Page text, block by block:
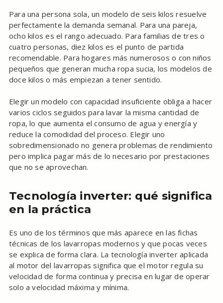
Para una persona sola, un modelo de seis kilos resuelve
perfectamente la demanda semanal. Para una pareja,
ocho kilos es el rango adecuado. Para familias de tres o
cuatro personas, diez kilos es el punto de partida
recomendable. Para hogares más numerosos o con niños
pequeños que generan mucha ropa sucia, los modelos de
doce kilos o más empiezan a tener sentido.
Elegir un modelo con capacidad insuficiente obliga a hacer
varios ciclos seguidos para lavar la misma cantidad de
ropa, lo que aumenta el consumo de agua y energía y
reduce la comodidad del proceso. Elegir uno
sobredimensionado no genera problemas de rendimiento
pero implica pagar más de lo necesario por prestaciones
que no se aprovechan.
Tecnología inverter: qué significa
en la práctica
Es uno de los términos que más aparece en las fichas
técnicas de los lavarropas modernos y que pocas veces
se explica de forma clara. La tecnología inverter aplicada
al motor del lavarropas significa que el motor regula su
velocidad de forma continua y precisa en lugar de operar
solo a velocidad máxima y mínima.